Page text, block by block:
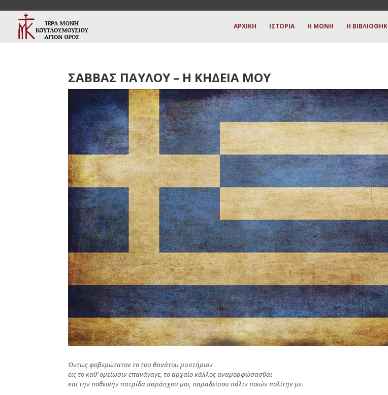
ΑΡΧΙΚΗ ΙΣΤΟΡΙΑ Η ΜΟΝΗ Η
ΣΑΒΒΑΣ ΠΑΥΛΟΥ – Η ΚΗΔΕΙΑ ΜΟΥ
Όντως φοβερώτατον το του θανάτου μυστήριον
εις το καθ’ ομείωσιν επανάγαγε, το αρχαίο κάλλος αναμορφώσασθαι
και την ποθεινήν πατρίδα παράσχου μοι, παραδείσου πάλιν ποιών πολίτην με.